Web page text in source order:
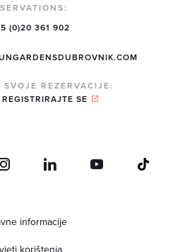
(0)20 361 902
REZERVACIJE:
SE
informacije
korištenja